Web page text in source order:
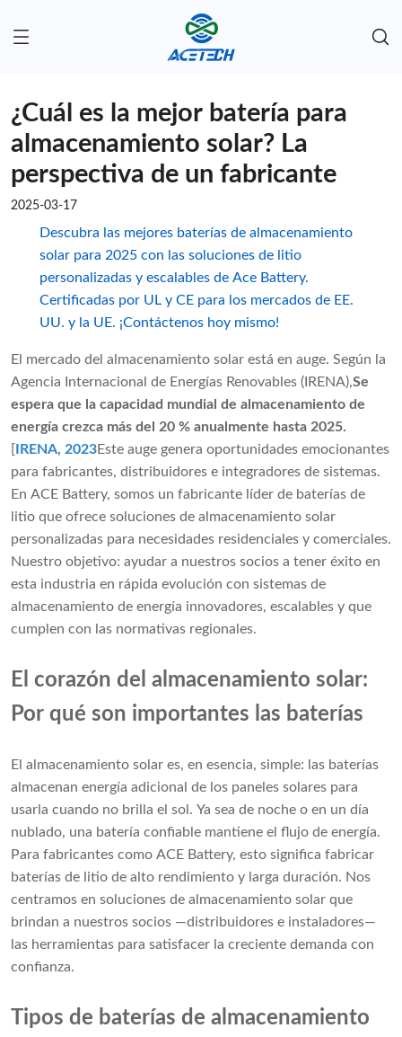
¿Cuál es la mejor batería para
almacenamiento solar? La
perspectiva de un fabricante
2025-03-17
Descubra las mejores baterías de almacenamiento
solar para 2025 con las soluciones de litio
personalizadas y escalables de Ace Battery.
Certificadas por UL y CE para los mercados de EE.
UU. y la UE. ¡Contáctenos hoy mismo!
El mercado del almacenamiento solar está en auge. Según la
Agencia Internacional de Energías Renovables (IRENA),Se
espera que la capacidad mundial de almacenamiento de
energía crezca más del 20 % anualmente hasta 2025.
IRENA, 2023Este auge genera oportunidades emocionantes
para fabricantes, distribuidores e integradores de sistemas.
En ACE Battery, somos un fabricante líder de baterías de
litio que ofrece soluciones de almacenamiento solar
personalizadas para necesidades residenciales y comerciales.
Nuestro objetivo: ayudar a nuestros socios a tener éxito en
esta industria en rápida evolución con sistemas de
almacenamiento de energía innovadores, escalables y que
cumplen con las normativas regionales.
El corazón del almacenamiento solar:
Por qué son importantes las baterías
El almacenamiento solar es, en esencia, simple: las baterías
almacenan energía adicional de los paneles solares para
usarla cuando no brilla el sol. Ya sea de noche o en un día
nublado, una batería confiable mantiene el flujo de energía.
Para fabricantes como ACE Battery, esto significa fabricar
baterías de litio de alto rendimiento y larga duración. Nos
centramos en soluciones de almacenamiento solar que
brindan a nuestros socios —distribuidores e instaladores—
las herramientas para satisfacer la creciente demanda con
confianza.
Tipos de baterías de almacenamiento